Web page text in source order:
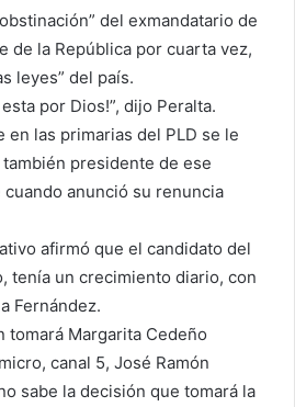
del exmandatario de
de la República por cuarta vez,
leyes” del país.
por Dios!”, dijo Peralta.
en las primarias del PLD se le
presidente de ese
anunció su renuncia
afirmó que el candidato del
tenía un crecimiento diario, con
Fernández.
tomará Margarita Cedeño
canal 5, José Ramón
sabe la decisión que tomará la